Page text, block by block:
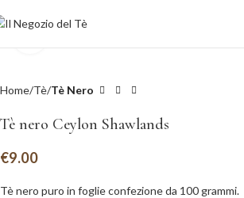
Home Tè Tè Nero
Tè nero Ceylon Shawlands
€9.00
Tè nero puro in foglie confezione da 100 grammi.